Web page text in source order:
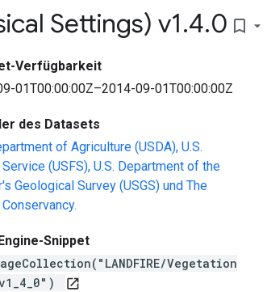
Settings) v1.4.0 bookmark_border
Verfügbarkeit
01T00:00:00Z–2014-09-01T00:00:00Z
des Datasets
of Agriculture (USDA), U.S.
(USFS), U.S. Department of the
Geological Survey (USGS) und The
Snippet
Vegetation
open_in_new